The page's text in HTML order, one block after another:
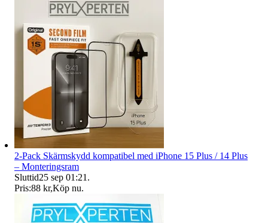
2-Pack Skärmskydd kompatibel med iPhone 15 Plus / 14 Plus
– Monteringsram
Sluttid25 sep 01:21 .
Pris:88 kr,Köp nu.